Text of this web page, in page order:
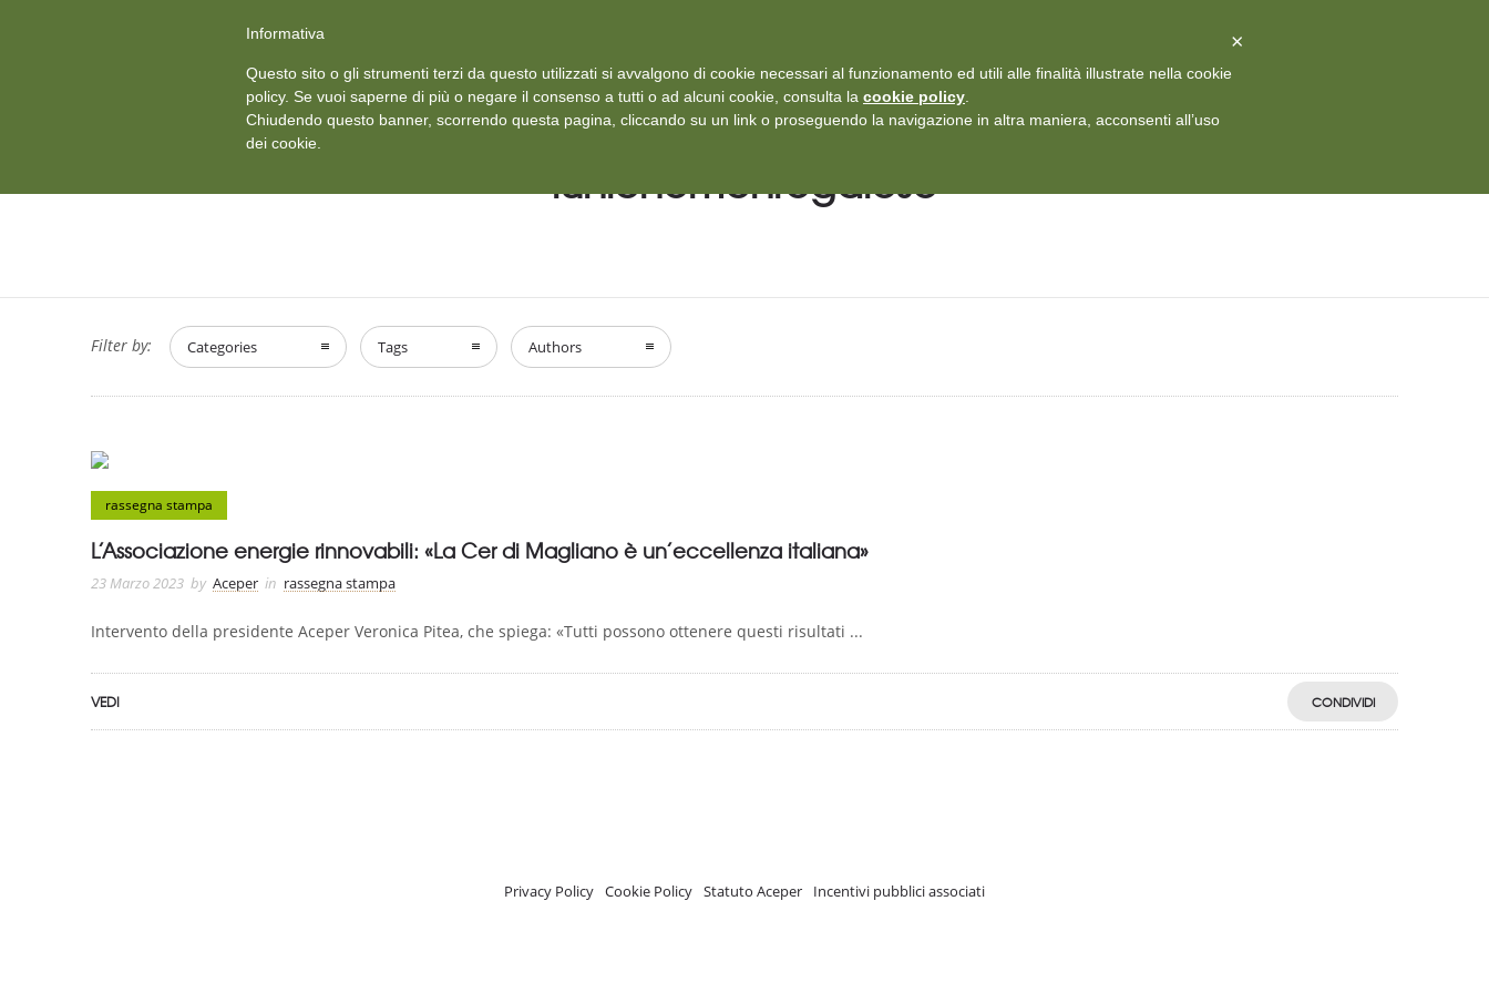
info@aceper.it
HOME CHI SIAMO SERVIZI ISCRIZIONI E TARIFFARIO DICONO DI NOI CASE HISTORY MEDIA CONTATTI
lunionemonregalese
Filter by: Categories Tags Authors
rassegna stampa
L’Associazione energie rinnovabili: «La Cer di Magliano è un’eccellenza italiana»
23 Marzo 2023 by Aceper in rassegna stampa
Intervento della presidente Aceper Veronica Pitea, che spiega: «Tutti possono ottenere questi risultati ...
VEDI CONDIVIDI
Privacy Policy Cookie Policy Statuto Aceper Incentivi pubblici associati
×
Informativa
Questo sito o gli strumenti terzi da questo utilizzati si avvalgono di cookie necessari al funzionamento ed utili alle finalità illustrate nella cookie
policy. Se vuoi saperne di più o negare il consenso a tutti o ad alcuni cookie, consulta la cookie policy
Chiudendo questo banner, scorrendo questa pagina, cliccando su un link o proseguendo la navigazione in altra maniera, acconsenti all’uso
dei cookie.